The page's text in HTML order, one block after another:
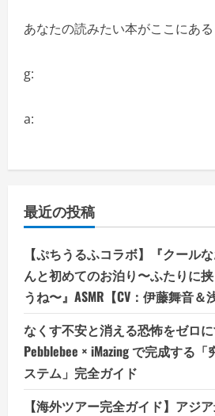
あなたの読みたい本がここにある
g:
a:
最近の投稿
【ぷちうるふコラボ】『クール
んと初めてのお泊り〜ふたりに
うね〜』ASMR【CV：伊藤舞音＆
なくす不安と消える恐怖をゼロ
Pebblebee × iMazing で完成する
ステム」完全ガイド
【海外ツアー完全ガイド】アジ